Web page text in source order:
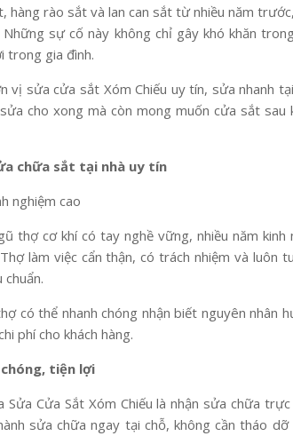
hàng rào sắt và lan can sắt từ nhiều năm
sự cố này không chỉ gây khó khăn
trong gia đình.
vị sửa cửa sắt Xóm Chiếu uy tín, sửa nhanh
cho xong mà còn mong muốn cửa sắt sau
chữa sắt tại nhà uy tín
nghiệm cao
thợ cơ khí có tay nghề vững, nhiều năm
làm việc cẩn thận, có trách nhiệm và luôn
có thể nhanh chóng nhận biết nguyên nhân
phí cho khách hàng.
tiện lợi
Cửa Sắt Xóm Chiếu là nhận sửa chữa
sửa chữa ngay tại chỗ, không cần tháo dỡ